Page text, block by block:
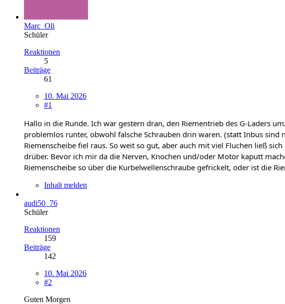
Marc_Oli
Schüler
Reaktionen
5
Beiträge
61
10. Mai 2026
#1
Hallo in die Runde. Ich war gestern dran, den Riementrieb des G-Laders
problemlos runter, obwohl falsche Schrauben drin waren. (statt Inbus
Riemenscheibe fiel raus. So weit so gut, aber auch mit viel Fluchen ließ
drüber. Bevor ich mir da die Nerven, Knochen und/oder Motor kaputt
Riemenscheibe so über die Kurbelwellenschraube gefrickelt, oder ist die
Inhalt melden
audi50_76
Schüler
Reaktionen
159
Beiträge
142
10. Mai 2026
#2
Guten Morgen